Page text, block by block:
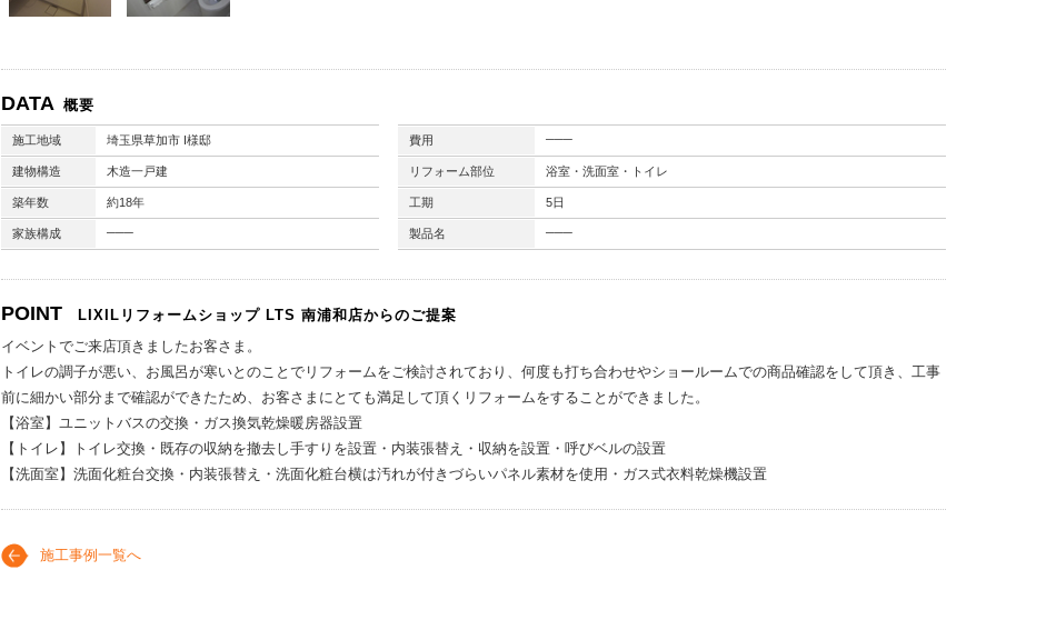
DATA 概要
施工地域 埼玉県草加市 I様邸
建物構造 木造一戸建
築年数 約18年
家族構成 ───
費用 ───
リフォーム部位 浴室・洗面室・トイレ
工期 5日
製品名 ───
POINT LIXILリフォームショップ LTS 南浦和店からのご提案
イベントでご来店頂きましたお客さま。
トイレの調子が悪い、お風呂が寒いとのことでリフォームをご検討されており、何度も打ち合わせやショールームでの商品確認をして頂き、工事
前に細かい部分まで確認ができたため、お客さまにとても満足して頂くリフォームをすることができました。
【浴室】 ユニットバスの交換・ガス換気乾燥暖房器設置
【トイレ】
トイレ交換・既存の収納を撤去し手すりを設置・内装張替え・収納を設置・呼びベルの設置
【洗面室】洗面化粧台交換・内装張替え・洗面化粧台横は汚れが付きづらいパネル素材を使用・ガス式衣料乾燥機設置
施工事例一覧へ